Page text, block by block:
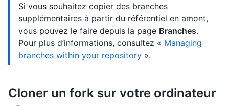
Si vous souhaitez copier des branches
supplémentaires à partir du référentiel en amont,
vous pouvez le faire depuis la page Branches.
Pour plus d’informations, consultez « Managing
branches within your repository ».
Cloner un fork sur votre ordinateur